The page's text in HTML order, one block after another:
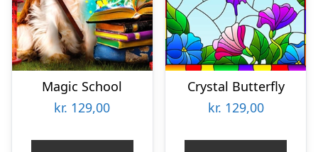
Magic School
kr. 129,00
Crystal Butterfly
kr. 129,00